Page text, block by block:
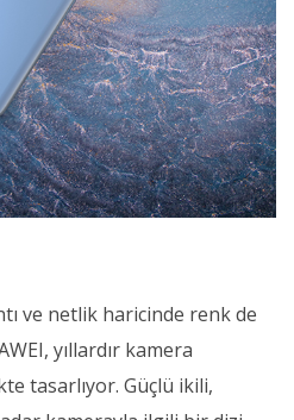
ve netlik haricinde renk de
yıllardır kamera
tasarlıyor. Güçlü ikili,